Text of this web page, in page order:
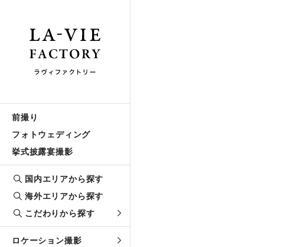
前撮り
フォトウェディング
挙式披露宴撮影
国内エリアから探す
海外エリアから探す
こだわりから探す
ロケーション撮影